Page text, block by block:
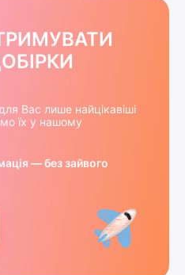
Вас лише найцікавіші
їх у нашому
— без зайвого